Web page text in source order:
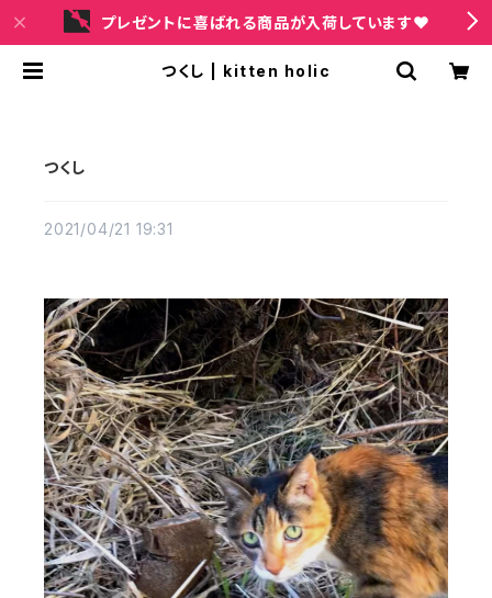
プレゼントに喜ばれる商品が入荷しています❤
つくし | kitten holic
つくし
2021/04/21 19:31